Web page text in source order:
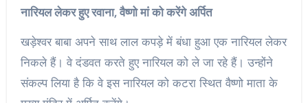
नारियल लेकर हुए रवाना, वैष्णो मां को करेंगे अर्पित
खड़ेश्वर बाबा अपने साथ लाल कपड़े में बंधा हुआ एक नारियल लेकर
निकले हैं। वे दंडवत करते हुए नारियल को ले जा रहे हैं। उन्होंने
संकल्प लिया है कि वे इस नारियल को कटरा स्थित वैष्णो माता के